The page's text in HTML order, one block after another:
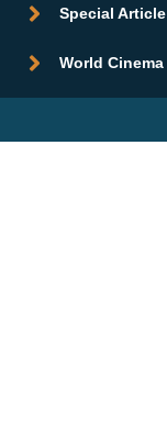
Special Article
World Cinema